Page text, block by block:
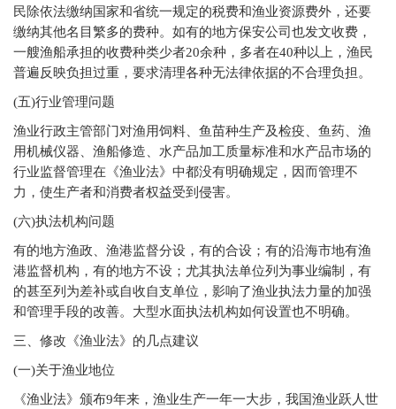
民除依法缴纳国家和省统一规定的税费和渔业资源费外，还要
缴纳其他名目繁多的费种。如有的地方保安公司也发文收费，
一艘渔船承担的收费种类少者20余种，多者在40种以上，渔民
普遍反映负担过重，要求清理各种无法律依据的不合理负担。
(五)行业管理问题
渔业行政主管部门对渔用饲料、鱼苗种生产及检疫、鱼药、渔
用机械仪器、渔船修造、水产品加工质量标准和水产品市场的
行业监督管理在《渔业法》中都没有明确规定，因而管理不
力，使生产者和消费者权益受到侵害。
(六)执法机构问题
有的地方渔政、渔港监督分设，有的合设；有的沿海市地有渔
港监督机构，有的地方不设；尤其执法单位列为事业编制，有
的甚至列为差补或自收自支单位，影响了渔业执法力量的加强
和管理手段的改善。大型水面执法机构如何设置也不明确。
三、修改《渔业法》的几点建议
(一)关于渔业地位
《渔业法》颁布9年来，渔业生产一年一大步，我国渔业跃人世